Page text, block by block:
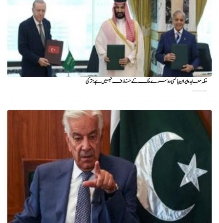
مکہ معاہدہ ایران یا کسی دوسرے ملک کے خلاف نہیں ہے: ترکی